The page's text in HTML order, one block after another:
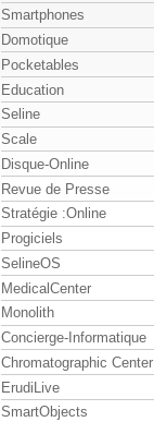
Smartphones
Domotique
Pocketables
Education
Seline
Scale
Disque-Online
Revue de Presse
Stratégie :Online
Progiciels
SelineOS
MedicalCenter
Monolith
Concierge-Informatique
Chromatographic Center
ErudiLive
SmartObjects